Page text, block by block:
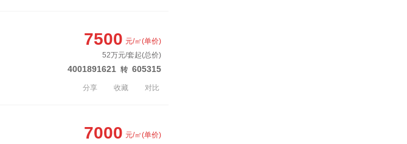
4001891621 转 605315
7500 元/㎡(单价)
52万元/套起(总价)
分享 收藏 对比
7000 元/㎡(单价)